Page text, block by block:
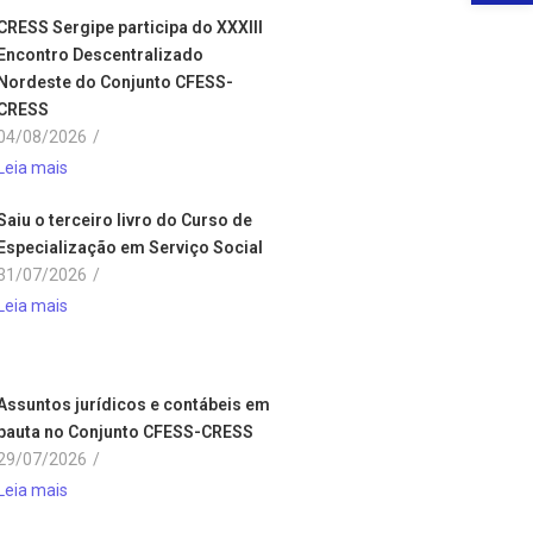
Sergipe participa do XXXIII
Descentralizado
do Conjunto CFESS-
08/2026 /
mais
o terceiro livro do Curso de
em Serviço Social
07/2026 /
mais
jurídicos e contábeis em
no Conjunto CFESS-CRESS
07/2026 /
mais